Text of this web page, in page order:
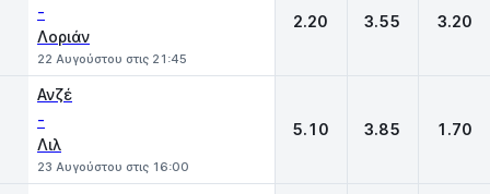
-
Λοριάν
22 Αυγούστου στις 21:45
2.20 3.55 3.20
Ανζέ
-
Λιλ
23 Αυγούστου στις 16:00
5.10 3.85 1.70